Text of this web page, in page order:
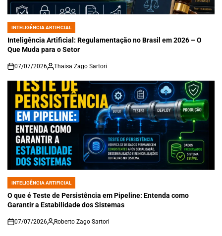
POSTED
IN
INTELIGÊNCIA ARTIFICIAL
Inteligência Artificial: Regulamentação no Brasil em 2026 – O
Que Muda para o Setor
on
07/07/2026 Thaisa Zago Sartori
POSTED
IN
INTELIGÊNCIA ARTIFICIAL
O que é Teste de Persistência em Pipeline: Entenda como
Garantir a Estabilidade dos Sistemas
on
07/07/2026 Roberto Zago Sartori